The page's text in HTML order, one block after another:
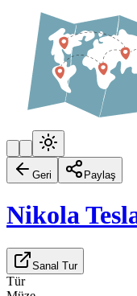
Geri Paylaş
Nikola
Sanal Tur
Tür